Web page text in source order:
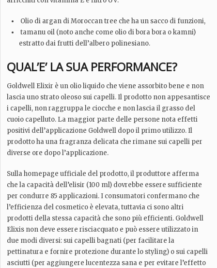
Olio di argan di Moroccan tree che ha un sacco di funzioni,
tamanu oil (noto anche come olio di bora bora o kamni)
estratto dai frutti dell’albero polinesiano.
QUAL’E’ LA SUA PERFORMANCE?
Goldwell Elixir è un olio liquido che viene assorbito bene e non
lascia uno strato oleoso sui capelli. Il prodotto non appesantisce
i capelli, non raggruppa le ciocche e non lascia il grasso del
cuoio capelluto. La maggior parte delle persone nota effetti
positivi dell’applicazione Goldwell dopo il primo utilizzo. Il
prodotto ha una fragranza delicata che rimane sui capelli per
diverse ore dopo l’applicazione.
Sulla homepage ufficiale del prodotto, il produttore afferma
che la capacità dell’elisir (100 ml) dovrebbe essere sufficiente
per condurre 85 applicazioni. I consumatori confermano che
l’efficienza del cosmetico è elevata, tuttavia ci sono altri
prodotti della stessa capacità che sono più efficienti. Goldwell
Elixis non deve essere risciacquato e può essere utilizzato in
due modi diversi: sui capelli bagnati (per facilitare la
pettinatura e fornire protezione durante lo styling) o sui capelli
asciutti (per aggiungere lucentezza sana e per evitare l’effetto